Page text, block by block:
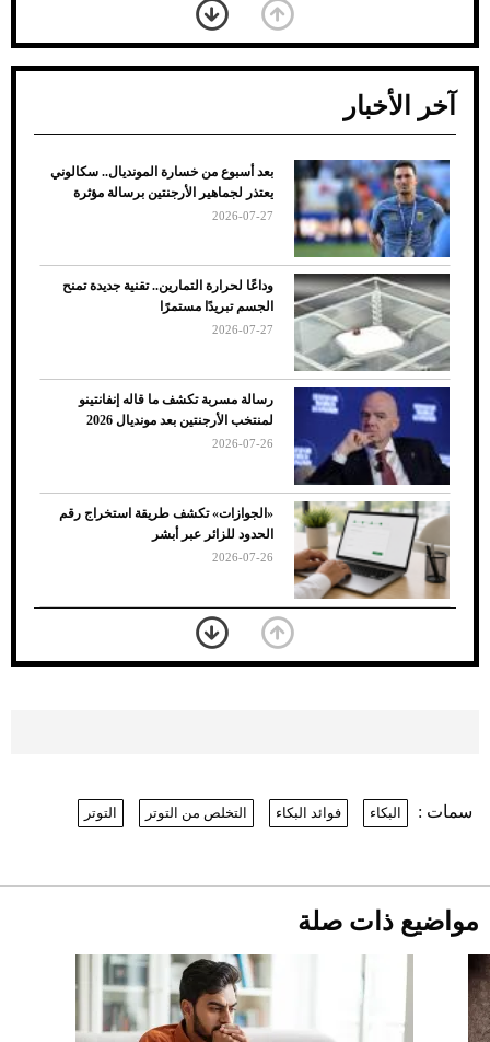
ضعف تبريد مكيف السيارة عند الوقوف.. أشهر
الأسباب والحلول
7 نصائح لاختيار لون البنطلون المناسب للقميص
الأسود
آخر الأخبار
بعد أسبوع من خسارة المونديال.. سكالوني
يعتذر لجماهير الأرجنتين برسالة مؤثرة
2026-07-27
وداعًا لحرارة التمارين.. تقنية جديدة تمنح
الجسم تبريدًا مستمرًا
2026-07-27
رسالة مسربة تكشف ما قاله إنفانتينو
لمنتخب الأرجنتين بعد مونديال 2026
2026-07-26
«الجوازات» تكشف طريقة استخراج رقم
الحدود للزائر عبر أبشر
2026-07-26
بعد 7 أشهر من تعرضه لحادث مروع.. جوشوا
يفوز على برينغا بـ"الضربة القاضية" (فيديو)
Comeback" في جدة (فيديو)
2026-07-25
سمات : البكاء فوائد البكاء التخلص من التوتر التوتر
مواضيع ذات صلة